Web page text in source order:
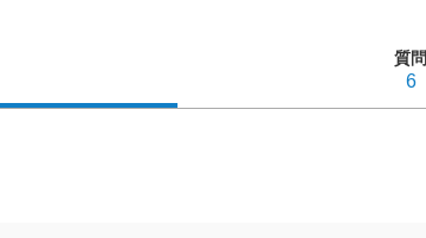
質問
6